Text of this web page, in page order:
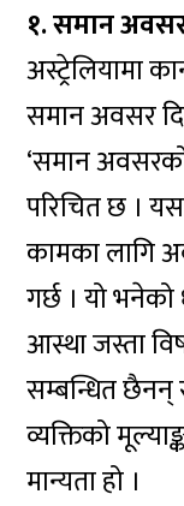
१. समान
अस्ट्रेलियामा
समान अवसर
‘समान
परिचित छ ।
कामका लागि
गर्छ । यो
आस्था जस्ता
सम्बन्धित
व्यक्तिको
मान्यता हो ।